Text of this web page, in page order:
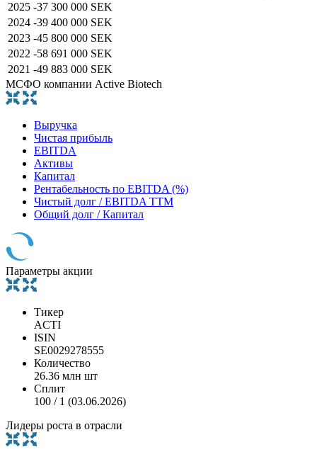
2025 -37 300 000 SEK
2024 -39 400 000 SEK
2023 -45 800 000 SEK
2022 -58 691 000 SEK
2021 -49 883 000 SEK
МСФО компании Active Biotech
Выручка
Чистая прибыль
EBITDA
Активы
Капитал
Рентабельность по EBITDA (%)
Чистый долг / EBITDA TTM
Общий долг / Капитал
Параметры акции
Тикер
ACTI
ISIN
SE0029278555
Количество
26.36 млн шт
Сплит
100 / 1 (03.06.2026)
Лидеры роста в отрасли